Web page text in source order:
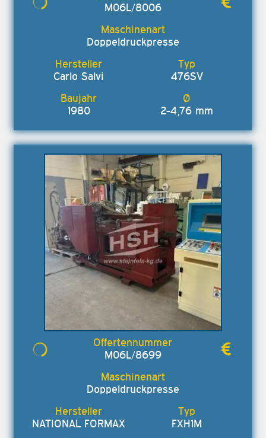
M06L/8006
Doppeldruckpresse
Carlo Salvi 476SV
1980 2-4,76 mm
M06L/8699
Doppeldruckpresse
NATIONAL FORMAX FXH1M